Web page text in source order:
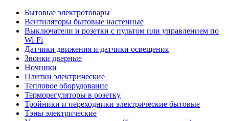
Бытовые электротовары
Вентиляторы бытовые настенные
Выключатели и розетки с пультом или управлением по
Wi-Fi
Датчики движения и датчики освещения
Звонки дверные
Ночники
Плитки электрические
Тепловое оборудование
Терморегуляторы в розетку
Тройники и переходники электрические бытовые
Тэны электрические